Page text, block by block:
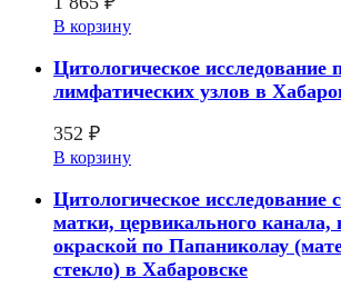
В корзину
Цитологическое исследование
лимфатических узлов в
352 ₽
В корзину
Цитологическое исследование
матки, цервикального канала,
окраской по Папаниколау
стекло) в Хабаровске